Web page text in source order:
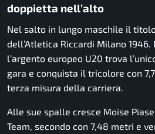
doppietta nell’alto
Nel salto in lungo maschile il
dell’Atletica Riccardi Milano
l’argento europeo U20 trova
gara e conquista il tricolore con
terza misura della carriera.
Alle sue spalle cresce Moise
Team, secondo con 7,48 metri e